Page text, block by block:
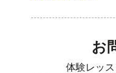
お
体験レッ